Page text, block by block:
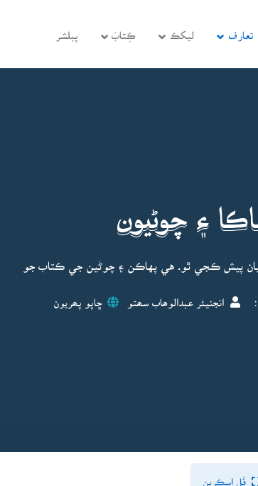
تعارف ليکڪ ڪِتابَ پبلشر
۽ چوڻيون
پيش ڪجي ٿو. هي پهاڪن ۽ چوڻين جي ڪتاب جو
انجنيئر عبدالوھاب سھتو ڇاپو پھريون
فُل اسڪرين